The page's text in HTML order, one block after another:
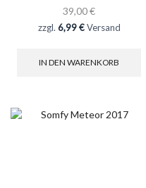
39,00€
zzgl. 6,99 €Versand
IN DEN WARENKORB